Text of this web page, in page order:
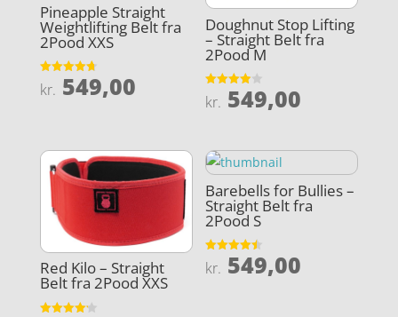
Pineapple Straight
Weightlifting Belt fra
2Pood XXS
Vurderet
4.7
kr. 549,00
Doughnut Stop Lifting
– Straight Belt fra
2Pood M
Vurderet
3.9
kr. 549,00
Red Kilo – Straight
Belt fra 2Pood XXS
Barebells for Bullies –
Straight Belt fra
2Pood S
Vurderet
4.5
kr. 549,00